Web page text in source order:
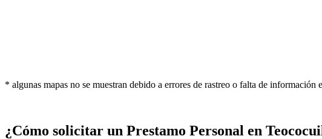
* algunas mapas no se muestran debido a errores de rastreo o falta de información
¿Cómo solicitar un Prestamo Personal en